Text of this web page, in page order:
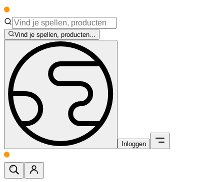
Vind je spellen, producten...
Inloggen